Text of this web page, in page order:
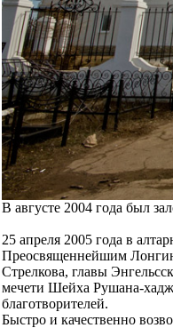
В августе 2004 года был
25 апреля 2005 года в
Преосвященнейшим
Стрелкова, главы
мечети Шейха Рушана-
благотворителей.
Быстро и качественно